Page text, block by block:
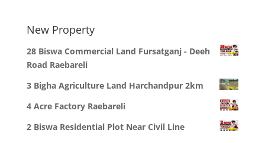
New Property
28 Biswa Commercial Land Fursatganj - Deeh
Road Raebareli
3 Bigha Agriculture Land Harchandpur 2km
4 Acre Factory Raebareli
2 Biswa Residential Plot Near Civil Line